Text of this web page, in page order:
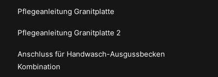
Pflegeanleitung Granitplatte
Pflegeanleitung Granitplatte 2
Anschluss für Handwasch-Ausgussbecken
Kombination